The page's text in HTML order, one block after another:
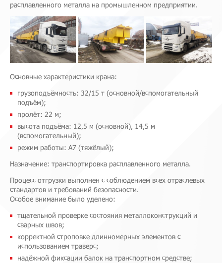
расплавленного металла на промышленном предприятии.
Основные характеристики крана:
грузоподъёмность: 32/15 т (основной/вспомогательный
подъём);
пролёт: 22 м;
высота подъёма: 12,5 м (основной), 14,5 м
(вспомогательный);
режим работы: А7 (тяжёлый);
Назначение: транспортировка расплавленного металла.
Процесс отгрузки выполнен с соблюдением всех отраслевых
стандартов и требований безопасности.
Особое внимание было уделено:
тщательной проверке состояния металлоконструкций и
сварных швов;
корректной строповке длинномерных элементов с
использованием траверс;
надёжной фиксации балок на транспортном средстве;